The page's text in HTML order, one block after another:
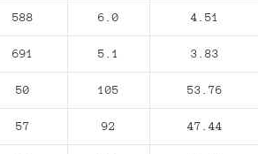
588 6.0 4.51
691 5.1 3.83
50 105 53.76
57 92 47.44